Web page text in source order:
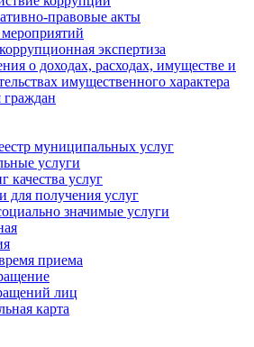
правовые акты
экспертиза
о доходах, расходах, имуществе и
имущественного характера
муниципальных услуг
услуги
качества услуг
для получения услуг
значимые услуги
приема
лиц
карта